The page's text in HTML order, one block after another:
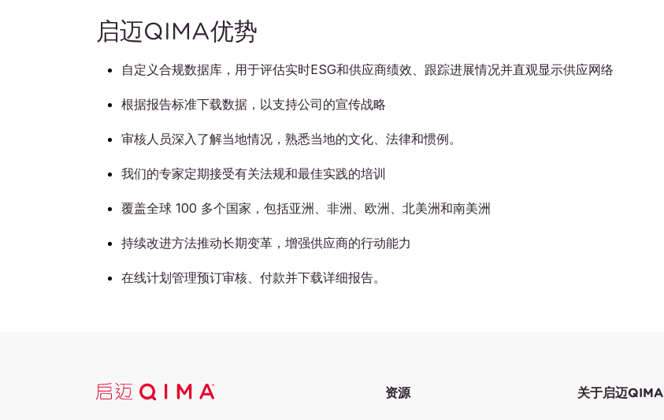
启迈QIMA优势
自定义合规数据库，用于评估实时ESG和供应商绩效、跟踪进展情况并直观显示供应网络
根据报告标准下载数据，以支持公司的宣传战略
审核人员深入了解当地情况，熟悉当地的文化、法律和惯例。
我们的专家定期接受有关法规和最佳实践的培训
覆盖全球 100 多个国家，包括亚洲、非洲、欧洲、北美洲和南美洲
持续改进方法推动长期变革，增强供应商的行动能力
在线计划管理预订审核、付款并下载详细报告。
资源 关于启迈QIMA